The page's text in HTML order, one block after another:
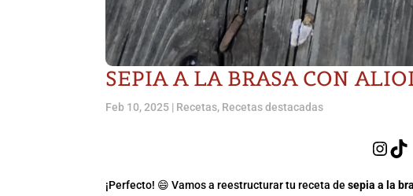
SEPIA A LA BRASA CON
Feb 10, 2025 | Recetas, Recetas destacadas
¡Perfecto! 😄 Vamos a reestructurar tu receta desepia a la